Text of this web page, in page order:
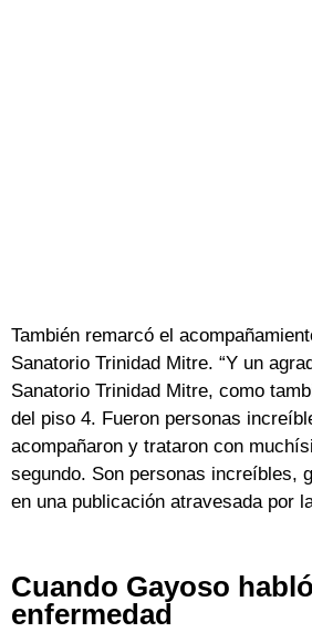
También remarcó el
Sanatorio Trinidad Mitre. “Y un
Sanatorio Trinidad Mitre, como
del piso 4. Fueron personas
acompañaron y trataron con
segundo. Son personas increíbles,
en una publicación atravesada por
Cuando Gayoso
enfermedad